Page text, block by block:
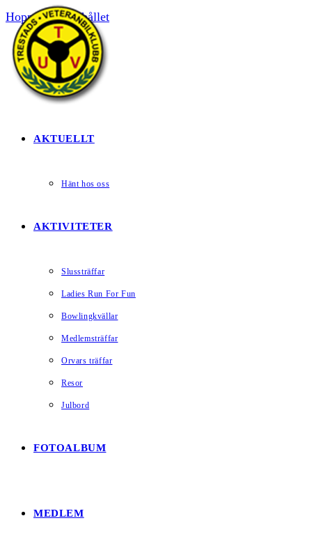
Hoppa till innehållet
HEM
AKTUELLT
Hänt hos oss
AKTIVITETER
Slussträffar
Ladies Run For Fun
Bowlingkvällar
Medlemsträffar
Orvars träffar
Resor
Julbord
FOTOALBUM
MEDLEM